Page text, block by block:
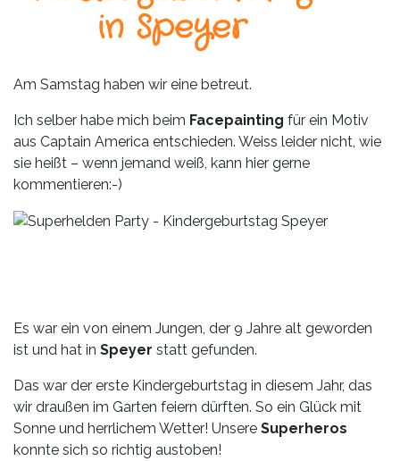
Events
Videos
Referenzen
Partner/Links
in Speyer
Am Samstag haben wir eine betreut.
Ich selber habe mich beim Facepainting für ein Motiv
aus Captain America entschieden. Weiss leider nicht, wie
sie heißt – wenn jemand weiß, kann hier gerne
kommentieren:-)
Es war ein von einem Jungen, der 9 Jahre alt geworden
ist und hat in Speyer statt gefunden.
Das war der erste Kindergeburtstag in diesem Jahr, das
wir draußen im Garten feiern dürften. So ein Glück mit
Sonne und herrlichem Wetter! Unsere Superheros
konnte sich so richtig austoben!